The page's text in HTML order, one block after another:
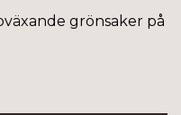
grönsaker på